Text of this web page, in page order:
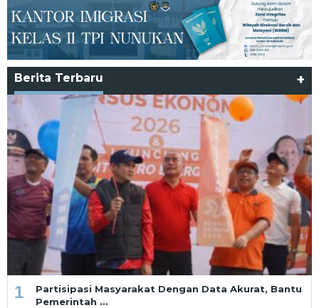
Berita Terbaru +
1
Partisipasi Masyarakat Dengan Data Akurat, Bantu
Pemerintah …